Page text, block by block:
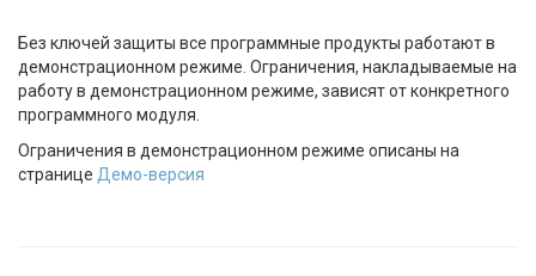
Без ключей защиты все программные продукты работают в
демонстрационном режиме. Ограничения, накладываемые на
работу в демонстрационном режиме, зависят от конкретного
программного модуля.
Ограничения в демонстрационном режиме описаны на
странице Демо-версия